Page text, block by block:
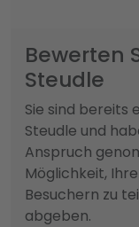
Bewerten
Steudle
Sie sind bereits
Steudle und
Anspruch
Möglichkeit,
Besuchern zu
abgeben.